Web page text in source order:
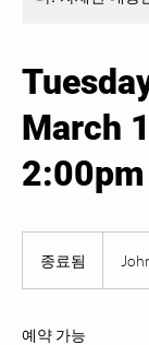
March
2:00pm
종료됨
예약 가능